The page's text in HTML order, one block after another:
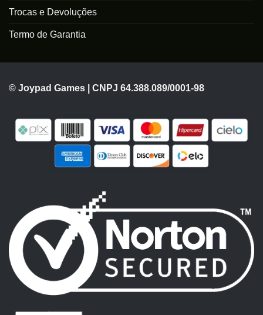
Trocas e Devoluções
Termo de Garantia
© Joypad Games | CNPJ 64.388.089/0001-98